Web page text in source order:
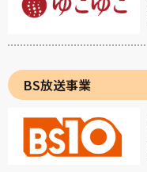
BS放送事業